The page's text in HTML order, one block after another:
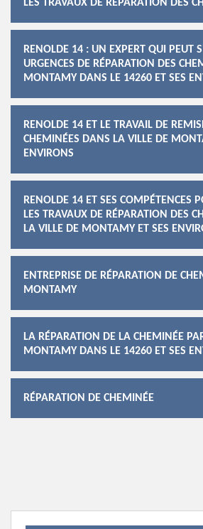
LES TRAVAUX DE RÉPARATION DES
RENOLDE 14 : UN EXPERT QUI PEUT
URGENCES DE RÉPARATION DES
MONTAMY DANS LE 14260 ET SES
RENOLDE 14 ET LE TRAVAIL DE
CHEMINÉES DANS LA VILLE DE
ENVIRONS
RENOLDE 14 ET SES COMPÉTENCES
LES TRAVAUX DE RÉPARATION DES
LA VILLE DE MONTAMY ET SES
ENTREPRISE DE RÉPARATION DE
MONTAMY
LA RÉPARATION DE LA CHEMINÉE
MONTAMY DANS LE 14260 ET SES
RÉPARATION DE CHEMINÉE